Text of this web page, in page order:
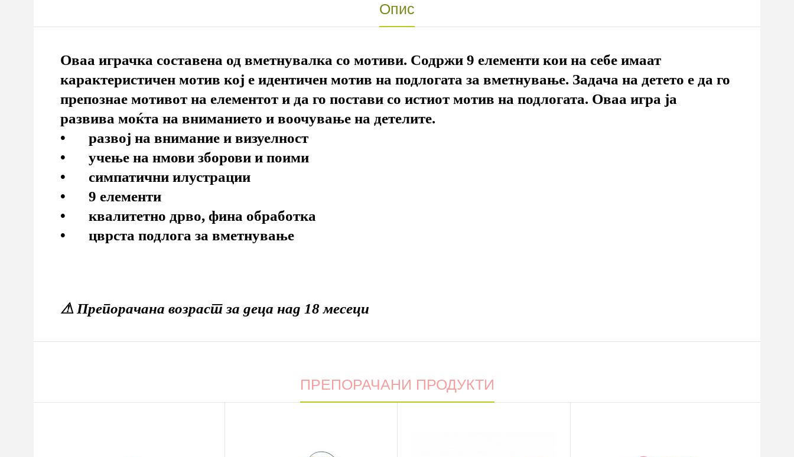
Опис
Оваа играчка составена од вметнувалка со мотиви. Содржи 9 елементи кои на себе имаат
карактеристичен мотив кој е идентичен мотив на подлогата за вметнување. Задача на детето е да го
препознае мотивот на елементот и да го постави со истиот мотив на подлогата. Оваа игра ја
развива моќта на вниманието и воочување на детелите.
•
развој на внимание и визуелност
•
учење на нмови зборови и поими
•
симпатични илустрации
•
9 елементи
•
квалитетно дрво, фина обработка
•
цврста подлога за вметнување
⚠ Препорачана возраст за деца над 18 месеци
ПРЕПОРАЧАНИ ПРОДУКТИ